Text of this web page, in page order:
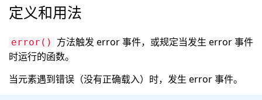
定义和用法
error()
方法触发 error 事件，或规定当发生 error 事件
时运行的函数。
当元素遇到错误（没有正确载入）时，发生 error 事件。